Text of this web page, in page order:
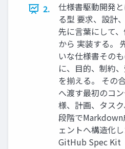
2.
仕様書駆動開発
る型 要求、設計
先に言葉にして
から 実装する。
いな仕様書その
に、目的、制約
を揃える。 その
へ渡す最初のコ
様、計画、タス
段階でMarkdown
ェントへ構造化
GitHub Spec Kit